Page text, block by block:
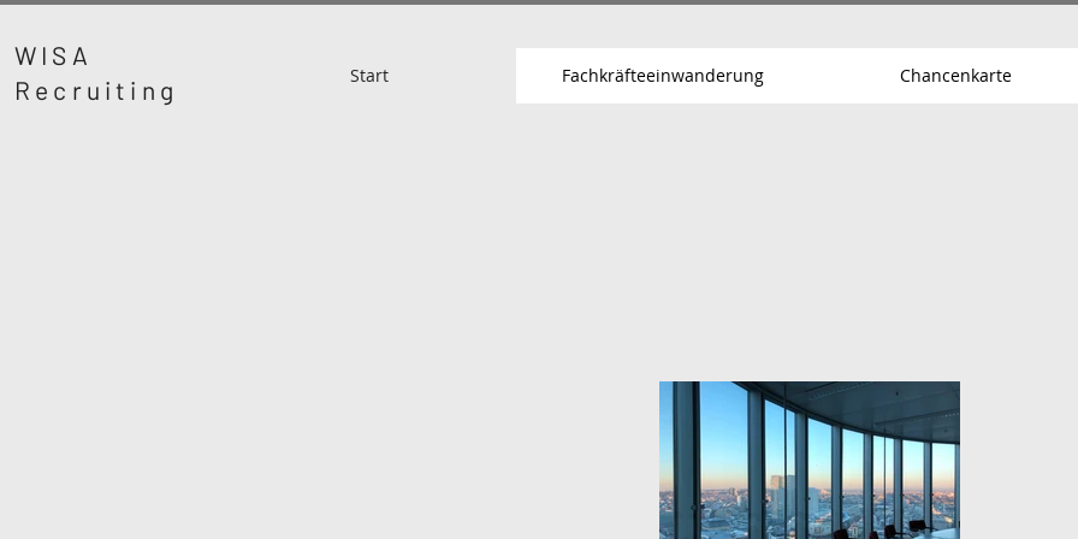
WISA
Recruiting
Start Fachkräfteeinwanderung Chancenkarte